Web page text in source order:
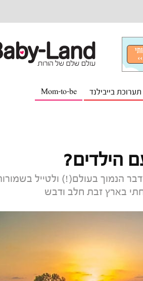
תערוכת בייבילנד Mom-to-be
הילדים?
הנמוך בעולם(!) ולטייל
בארץ זבת חלב ודבש